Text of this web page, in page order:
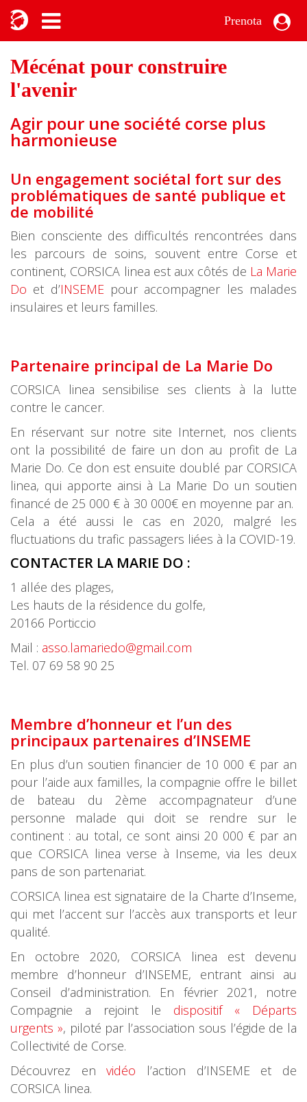
Prenota
Mécénat pour construire
l'avenir
Agir pour une société corse plus
harmonieuse
Un engagement sociétal fort sur des
problématiques de santé publique et
de mobilité
Bien consciente des difficultés rencontrées dans
les parcours de soins, souvent entre Corse et
continent, CORSICA linea est aux côtés de La Marie
Do et d’INSEME pour accompagner les malades
insulaires et leurs familles.
Partenaire principal de La Marie Do
CORSICA linea sensibilise ses clients à la lutte
contre le cancer.
En réservant sur notre site Internet, nos clients
ont la possibilité de faire un don au profit de La
Marie Do. Ce don est ensuite doublé par CORSICA
linea, qui apporte ainsi à La Marie Do un soutien
financé de 25 000 € à 30 000€ en moyenne par an.
Cela a été aussi le cas en 2020, malgré les
fluctuations du trafic passagers liées à la COVID-19.
CONTACTER LA MARIE DO :
1 allée des plages,
Les hauts de la résidence du golfe,
20166 Porticcio
Mail : asso.lamariedo@gmail.com
Tel. 07 69 58 90 25
Membre d’honneur et l’un des
principaux partenaires d’INSEME
En plus d’un soutien financier de 10 000 € par an
pour l’aide aux familles, la compagnie offre le billet
de bateau du 2ème accompagnateur d’une
personne malade qui doit se rendre sur le
continent : au total, ce sont ainsi 20 000 € par an
que CORSICA linea verse à Inseme, via les deux
pans de son partenariat.
CORSICA linea est signataire de la Charte d’Inseme,
qui met l’accent sur l’accès aux transports et leur
qualité.
En octobre 2020, CORSICA linea est devenu
membre d’honneur d’INSEME, entrant ainsi au
Conseil d’administration. En février 2021, notre
Compagnie a rejoint le dispositif « Départs
urgents », piloté par l’association sous l’égide de la
Collectivité de Corse.
Découvrez envidéo l’action d’INSEME et de
CORSICA linea.